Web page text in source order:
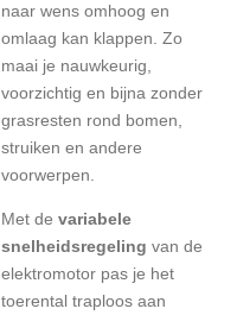
naar wens omhoog en
omlaag kan klappen. Zo
maai je nauwkeurig,
voorzichtig en bijna zonder
grasresten rond bomen,
struiken en andere
voorwerpen.
Met de variabele
snelheidsregeling van de
elektromotor pas je het
toerental traploos aan